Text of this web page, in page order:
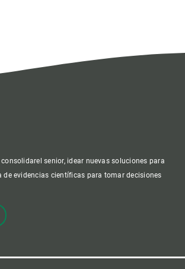
senior, idear nuevas soluciones para
evidencias científicas para tomar decisiones